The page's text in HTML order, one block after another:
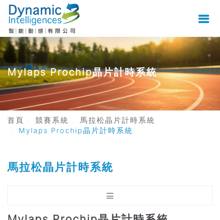
Mylaps Prochip晶片計時系統
首頁 競賽系統
馬拉松晶片計時系統
Mylaps Prochip晶片計時系統
馬拉松晶片計時系統